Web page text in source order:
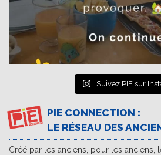
Suivez PIE sur
PIE CONNECTION :
LE RÉSEAU DES
Créé par les anciens, pour les anciens,